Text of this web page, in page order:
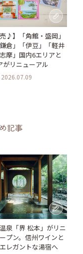
♪】「角館・盛岡」
倉」「伊豆」「軽井
摩」国内6エリアと
がリニューアル
2026.07.09
記事
泉「界 松本」がリニ
プン。信州ワインと
レガントな湯宿へ